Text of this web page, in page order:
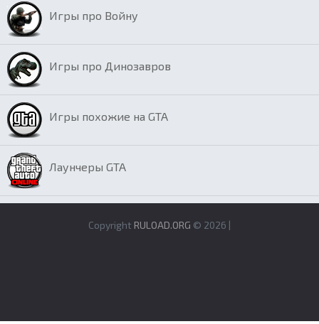
Игры про Войну
Игры про Динозавров
Игры похожие на GTA
Лаунчеры GTA
Copyright RULOAD.ORG © 2026 |